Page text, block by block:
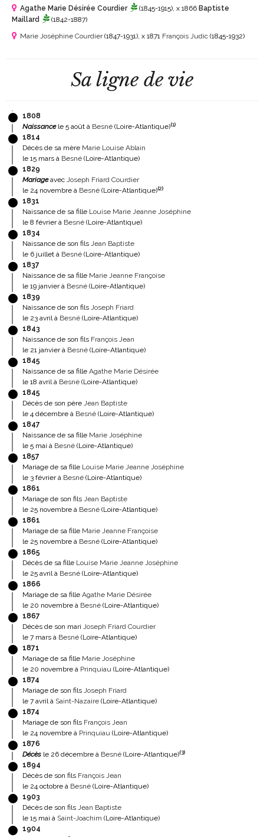
Agathe Marie Désirée Courdier (1845-1915), x 1866 Baptiste
Maillard
(1842-1887)
Marie Joséphine Courdier(1847-1931), x 1871 François Judic (1845-1932)
Sa ligne de vie
1808
Naissancele 5 août à Besné (Loire-Atlantique)(1)
1814
Décès de sa mère Marie Louise Ablain
le 15 mars à Besné (Loire-Atlantique)
1829
Mariageavec Joseph Friard Courdier
le 24 novembre à Besné (Loire-Atlantique)(2)
1831
Naissance de sa fille Louise Marie Jeanne Joséphine
le 8 février à Besné (Loire-Atlantique)
1834
Naissance de son fils Jean Baptiste
le 6 juillet à Besné (Loire-Atlantique)
1837
Naissance de sa fille Marie Jeanne Françoise
le 19 janvier à Besné (Loire-Atlantique)
1839
Naissance de son fils Joseph Friard
le 23 avril à Besné (Loire-Atlantique)
1843
Naissance de son fils François Jean
le 21 janvier à Besné (Loire-Atlantique)
1845
Naissance de sa fille Agathe Marie Désirée
le 18 avril à Besné (Loire-Atlantique)
1845
Décès de son père Jean Baptiste
le 4 décembre à Besné (Loire-Atlantique)
1847
Naissance de sa fille Marie Joséphine
le 5 mai à Besné (Loire-Atlantique)
1857
Mariage de sa fille Louise Marie Jeanne Joséphine
le 3 février à Besné (Loire-Atlantique)
1861
Mariage de son fils Jean Baptiste
le 25 novembre à Besné (Loire-Atlantique)
1861
Mariage de sa fille Marie Jeanne Françoise
le 25 novembre à Besné (Loire-Atlantique)
1865
Décès de sa fille Louise Marie Jeanne Joséphine
le 25 avril à Besné (Loire-Atlantique)
1866
Mariage de sa fille Agathe Marie Désirée
le 20 novembre à Besné (Loire-Atlantique)
1867
Décès de son mari Joseph Friard Courdier
le 7 mars à Besné (Loire-Atlantique)
1871
Mariage de sa fille Marie Joséphine
le 20 novembre à Prinquiau (Loire-Atlantique)
1874
Mariage de son fils Joseph Friard
le 7 avril à Saint-Nazaire (Loire-Atlantique)
1874
Mariage de son fils François Jean
le 24 novembre à Prinquiau (Loire-Atlantique)
1876
Décès le 26 décembre à Besné (Loire-Atlantique)(3)
1894
Décès de son fils François Jean
le 24 octobre à Besné (Loire-Atlantique)
1903
Décès de son fils Jean Baptiste
le 15 mai à Saint-Joachim (Loire-Atlantique)
1904